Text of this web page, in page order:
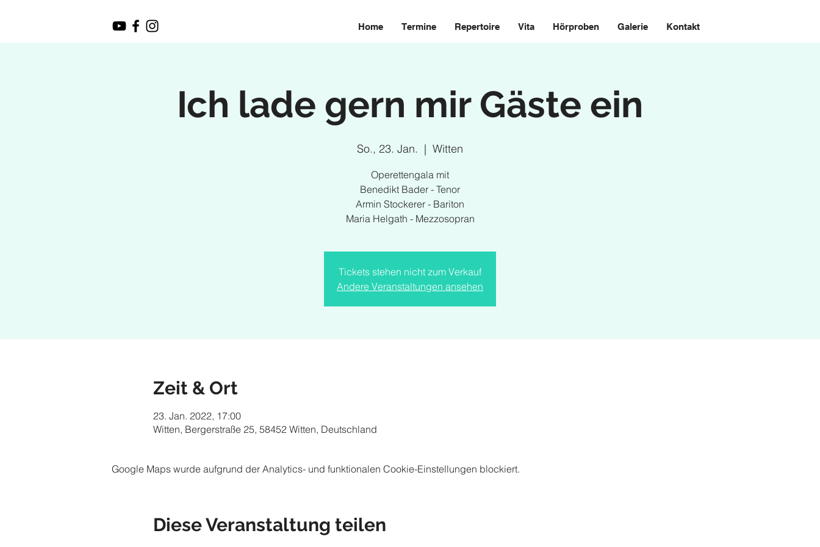
Home Termine Repertoire Vita Hörproben Galerie Kontakt
Ich lade gern mir Gäste ein
So., 23. Jan.
  |
Witten
Operettengala mit
Benedikt Bader - Tenor
Armin Stockerer - Bariton
Maria Helgath - Mezzosopran
Tickets stehen nicht zum Verkauf
Andere Veranstaltungen ansehen
Zeit & Ort
23. Jan. 2022, 17:00
Witten, Bergerstraße 25, 58452 Witten, Deutschland
Google Maps wurde aufgrund der Analytics- und funktionalen Cookie-Einstellungen blockiert.
Diese Veranstaltung teilen